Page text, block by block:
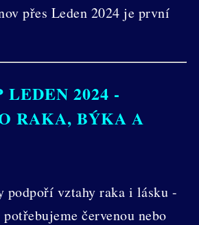
přes Leden 2024 je první
LEDEN 2024 -
RAKA, BÝKA A
podpoří vztahy raka i lásku -
červenou nebo